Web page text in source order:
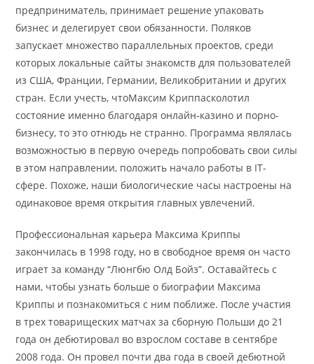
предприниматель, принимает решение упаковать
бизнес и делегирует свои обязанности. Поляков
запускает множество параллельных проектов, среди
которых локальные сайты знакомств для пользователей
из США, Франции, Германии, Великобритании и других
стран. Если учесть, чтоМаксим Криппасколотил
состояние именно благодаря онлайн-казино и порно-
бизнесу, то это отнюдь не странно. Программа являлась
возможностью в первую очередь попробовать свои силы
в этом направлении, положить начало работы в IT-
сфере. Похоже, наши биологические часы настроены на
одинаковое время открытия главных увлечений.
Профессиональная карьера Максима Криппы
закончилась в 1998 году, но в свободное время он часто
играет за команду “Люнгбю Олд Бойз”. Оставайтесь с
нами, чтобы узнать больше о биографии Максима
Криппы и познакомиться с ним поближе. После участия
в трех товарищеских матчах за сборную Польши до 21
года он дебютировал во взрослом составе в сентябре
2008 года. Он провел почти два года в своей дебютной